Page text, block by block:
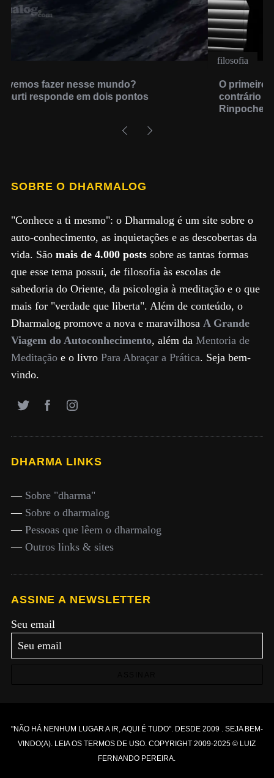
i
filosofia
O primeiro passo no caminho espiritual (é o
contrário do que se acredita), por Tulku Urgyen
SOBRE O DHARMALOG
"Conhece a ti mesmo": o Dharmalog é um site sobre o
auto-conhecimento, as inquietações e as descobertas da
vida. São mais de 4.000 postssobre as tantas formas
que esse tema possui, de filosofia às escolas de
sabedoria do Oriente, da psicologia à meditação e o que
mais for "verdade que liberta". Além de conteúdo, o
Dharmalog promove a nova e maravilhosa A Grande
Viagem do Autoconhecimento, além da Mentoria de
Meditaçãoe o livro Para Abraçar a Prática. Seja bem-
vindo.
DHARMA LINKS
— Sobre "dharma"
— Sobre o dharmalog
— Pessoas que lêem o dharmalog
— Outros links & sites
ASSINE A NEWSLETTER
Seu email
"NÃO HÁ NENHUM LUGAR A IR, AQUI É TUDO". DESDE 2009 . SEJA BEM-
VINDO(A). LEIA OSTERMOS DE USO. COPYRIGHT 2009-2025 © LUIZ
FERNANDO PEREIRA.